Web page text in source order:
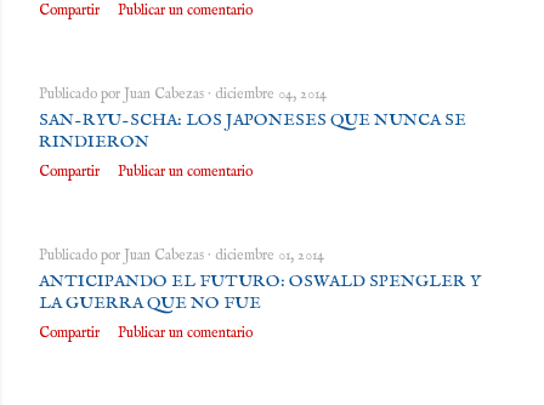
Compartir Publicar un comentario
Publicado por Juan Cabezas diciembre 04, 2014
SAN-RYU-SCHA: LOS JAPONESES QUE NUNCA SE
RINDIERON
Compartir Publicar un comentario
Publicado por Juan Cabezas diciembre 01, 2014
ANTICIPANDO EL FUTURO: OSWALD SPENGLER Y
LA GUERRA QUE NO FUE
Compartir Publicar un comentario